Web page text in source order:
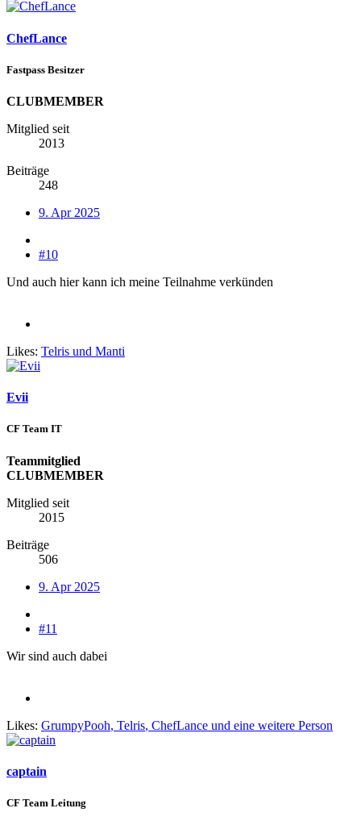
ChefLance
Fastpass Besitzer
CLUBMEMBER
Mitglied seit
2013
Beiträge
248
9. Apr 2025
#10
Und auch hier kann ich meine Teilnahme verkünden
Likes: Telris und Manti
Evii
CF Team IT
Teammitglied
CLUBMEMBER
Mitglied seit
2015
Beiträge
506
9. Apr 2025
#11
Wir sind auch dabei
Likes: GrumpyPooh, Telris, ChefLance und eine weitere Person
captain
CF Team Leitung